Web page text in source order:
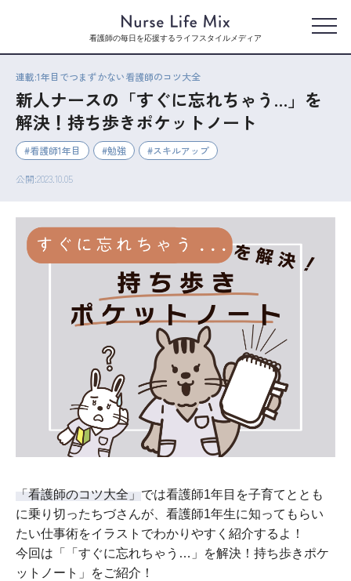
看護師の毎日を応援するライフスタイルメディア
連載:1年目でつまずかない看護師のコツ大全
新人ナースの「すぐに忘れちゃう…」を
解決！持ち歩きポケットノート
看護師1年目 勉強 スキルアップ
公開:2023.10.05
「看護師のコツ大全」 では看護師1年目を子育てととも
に乗り切ったちづさんが、看護師1年生に知ってもらい
たい仕事術をイラストでわかりやすく紹介するよ！
今回は「「すぐに忘れちゃう…」を解決！持ち歩きポケ
ットノート」をご紹介！